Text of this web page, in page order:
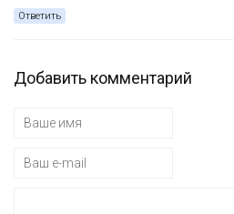
Ответить
Добавить комментарий